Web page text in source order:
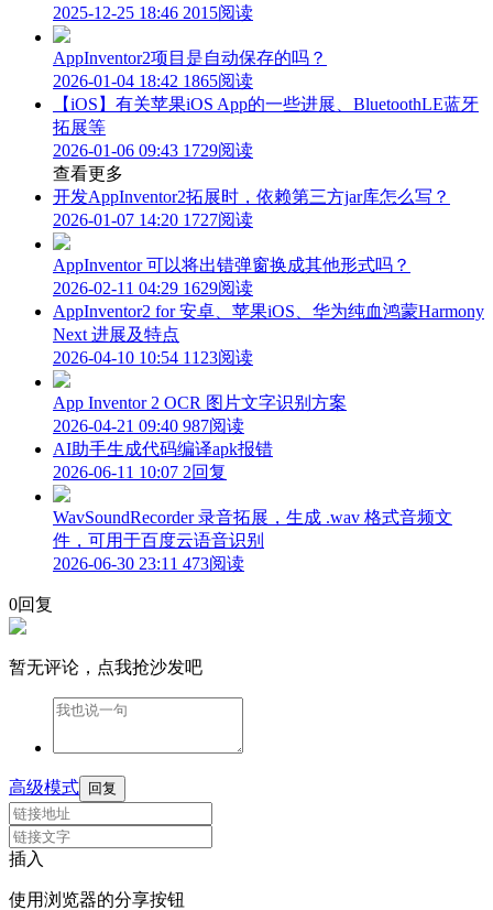
2025-12-25 18:46 2015阅读
AppInventor2项目是自动保存的吗？
2026-01-04 18:42 1865阅读
【iOS】有关苹果iOS App的一些进展、BluetoothLE蓝牙
拓展等
2026-01-06 09:43 1729阅读
查看更多
开发AppInventor2拓展时，依赖第三方jar库怎么写？
2026-01-07 14:20 1727阅读
AppInventor 可以将出错弹窗换成其他形式吗？
2026-02-11 04:29 1629阅读
AppInventor2 for 安卓、苹果iOS、华为纯血鸿蒙Harmony
Next 进展及特点
2026-04-10 10:54 1123阅读
App Inventor 2 OCR 图片文字识别方案
2026-04-21 09:40 987阅读
AI助手生成代码编译apk报错
2026-06-11 10:07 2回复
WavSoundRecorder 录音拓展，生成 .wav 格式音频文
件，可用于百度云语音识别
2026-06-30 23:11 473阅读
0回复
暂无评论，点我抢沙发吧
高级模式 回复
插入
使用浏览器的分享按钮